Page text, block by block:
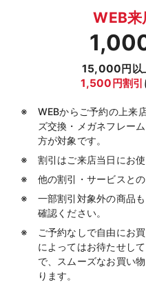
WEB来
15,000円以
1,500円割引
WEBからご予約の上来
ズ交換・メガネフレー
方が対象です。
割引はご来店当日にお
他の割引・サービスと
一部割引対象外の商品
確認ください。
ご予約なしで自由にお
によってはお待たせし
で、スムーズなお買い
ります。